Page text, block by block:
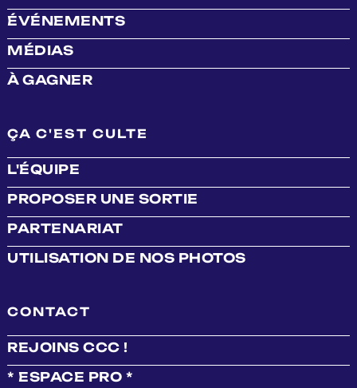
ÉVÉNEMENTS
MÉDIAS
À GAGNER
ÇA C'EST CULTE
L'ÉQUIPE
PROPOSER UNE SORTIE
PARTENARIAT
UTILISATION DE NOS PHOTOS
CONTACT
REJOINS CCC !
* ESPACE PRO *